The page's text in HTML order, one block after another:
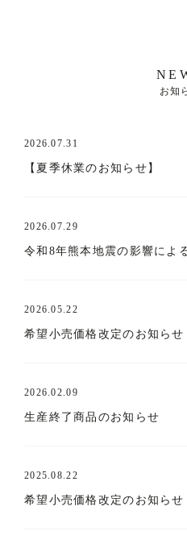
お知
2026.07.31
【夏季休業のお知らせ】
2026.07.29
令和8年熊本地震の影響によ
2026.05.22
希望小売価格改定のお知らせ
2026.02.09
生産終了商品のお知らせ
2025.08.22
希望小売価格改定のお知らせ